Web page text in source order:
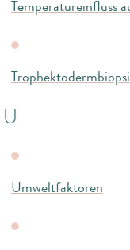
Temperatureinfluss
U
Umweltfaktoren